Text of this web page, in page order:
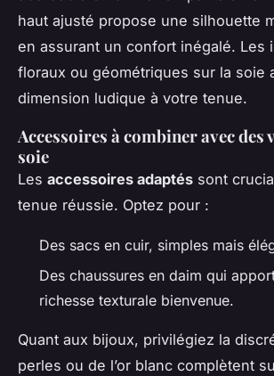
haut ajusté propose une silhouette
en assurant un confort inégalé. Les
floraux ou géométriques sur la soie
dimension ludique à votre tenue.
Accessoires à combiner avec des
soie
Les accessoires adaptés sont
tenue réussie. Optez pour :
Des sacs en cuir, simples mais
Des chaussures en daim qui
richesse texturale bienvenue.
Quant aux bijoux, privilégiez la
perles ou de l’or blanc complètent